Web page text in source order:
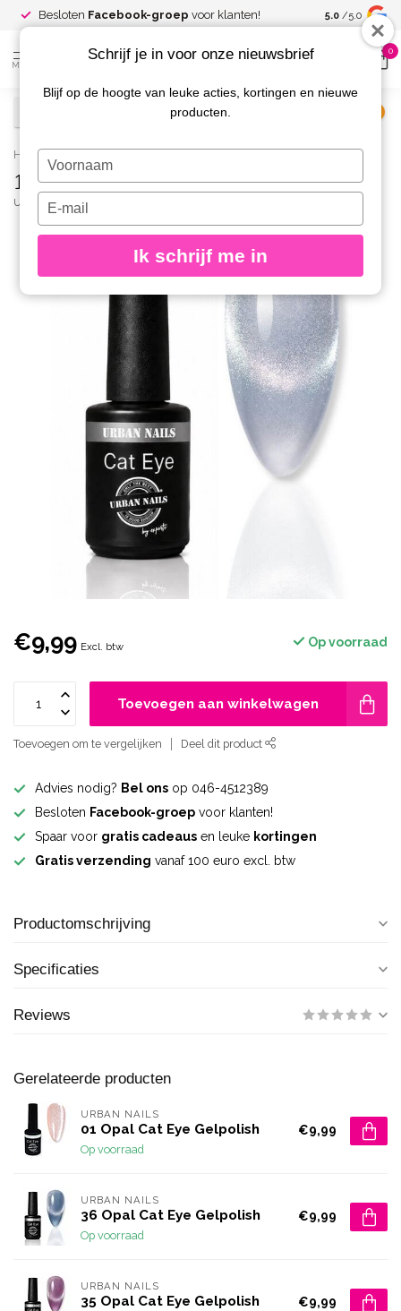
Besloten Facebook-groep voor klanten! Spaar voor
kortingen
5.0 /5.0
MENU
0
Home / 13 Opal Cat Eye Gelpolish
13 Opal Cat Eye Gelpolish
URBAN NAILS
€9,99 Excl. btw Op voorraad
Toevoegen aan winkelwagen
Toevoegen om te vergelijken Deel dit product
Advies nodig? Bel ons op 046-4512389
Besloten Facebook-groep voor klanten!
Spaar voor gratis cadeaus en leuke kortingen
Gratis verzending vanaf 100 euro excl. btw
Productomschrijving
Specificaties
Reviews
Gerelateerde producten
URBAN NAILS
01 Opal Cat Eye Gelpolish
Op voorraad
€9,99
URBAN NAILS
36 Opal Cat Eye Gelpolish
Op voorraad
€9,99
URBAN NAILS
35 Opal Cat Eye Gelpolish €9,99
Schrijf je in voor onze nieuwsbrief
Blijf op de hoogte van leuke acties, kortingen en nieuwe
producten.
Typ
je
naam
Typ
je
e-
in
Ik schrijf me in